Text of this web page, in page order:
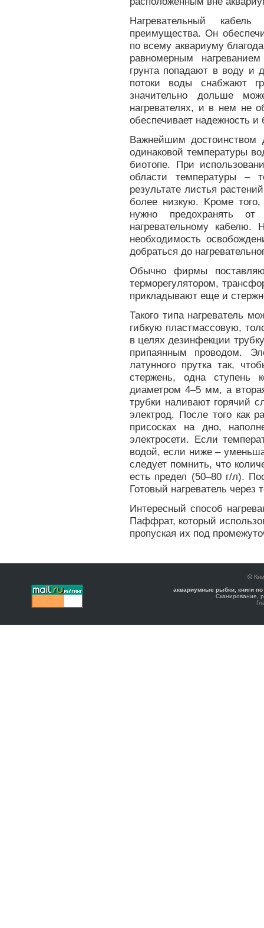
Нагревательный
преимущества. Он
по всему аквариуму
равномерным
грунта попадают в воду и
потоки воды снабжают
значительно дольше
нагревателях, и в нем не
обеспечивает надежность
Важнейшим достоинством
одинаковой температуры
биотопе. При
области температуры –
результате листья
более низкую. Kроме того,
нужно предохранять
нагревательному кабелю.
необходимость
добраться до
Обычно фирмы
терморегулятором,
прикладывают еще и
Такого типа нагреватель
гибкую пластмассовую,
в целях дезинфекции
припаянным проводом.
латунного прутка так,
стержень, одна ступень
диаметром 4–5 мм, а
трубки наливают горячий
электрод. После того как
присосках на дно,
электросети. Если
водой, если ниже –
следует помнить, что
есть предел (50–80 г/л).
Готовый нагреватель через
Интересный способ
Паффрат, который
пропуская их под
©
аквариумные рыбки, книги
Сканирование,